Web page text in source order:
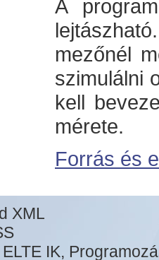
A
mezőnél
szimulálni
kell
mérete.
Forrás és
XML
IK,